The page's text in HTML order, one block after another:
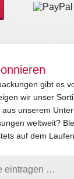
gibt es
wir unser
unserem
weltweit?
auf dem